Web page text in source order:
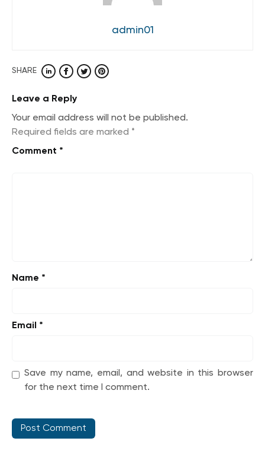
admin01
SHARE
Leave a Reply
Your email address will not be published.
Required fields are marked *
Comment *
Name *
Email *
Save my name, email, and website in this browser
for the next time I comment.